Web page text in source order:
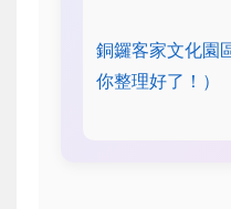
銅鑼客家文化園
你整理好了！）